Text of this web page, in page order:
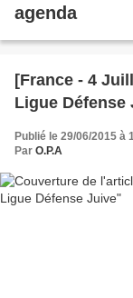
agenda
[France - 4
Ligue Défense
Publié le 29/06/2015 à
Par O.P.A